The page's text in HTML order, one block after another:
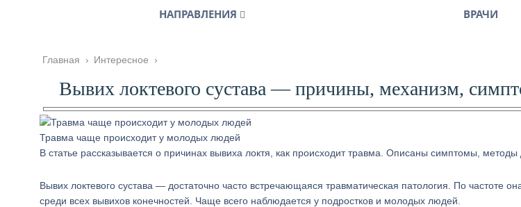
НАПРАВЛЕНИЯ ВРАЧИ
Главная › Интересное ›
Вывих локтевого сустава — причины, механизм,
Травма чаще происходит у молодых людей
В статье рассказывается о причинах вывиха локтя, как происходит травма. Описаны симптомы, методы
Вывих локтевого сустава — достаточно часто встречающаяся травматическая патология. По частоте
среди всех вывихов конечностей. Чаще всего наблюдается у подростков и молодых людей.